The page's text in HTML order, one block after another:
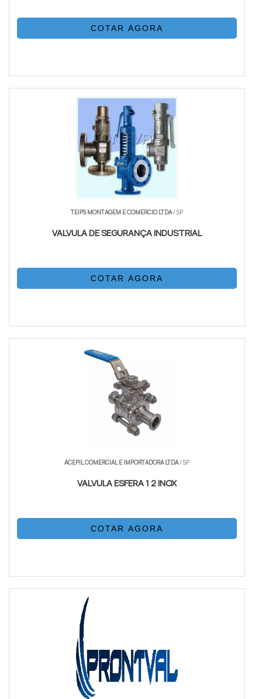
COTAR AGORA
TEIPS MONTAGEM E COMERCIO LTDA/ SP
VALVULA DE SEGURANÇA INDUSTRIAL
COTAR AGORA
ACEPIL COMERCIAL E IMPORTADORA LTDA/ SP
VALVULA ESFERA 1 2 INOX
COTAR AGORA